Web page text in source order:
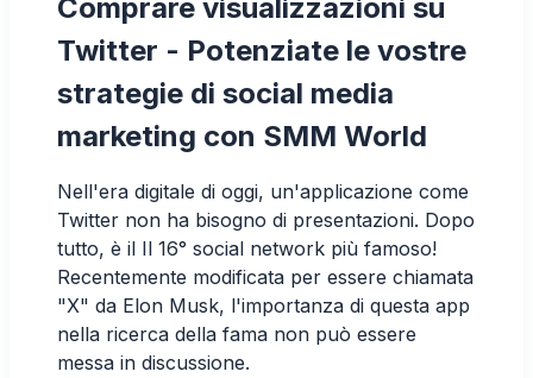
Comprare visualizzazioni su
Twitter - Potenziate le vostre
strategie di social media
marketing con SMM World
Nell'era digitale di oggi, un'applicazione come
Twitter non ha bisogno di presentazioni. Dopo
tutto, è il Il 16° social network più famoso!
Recentemente modificata per essere chiamata
"X" da Elon Musk, l'importanza di questa app
nella ricerca della fama non può essere
messa in discussione.